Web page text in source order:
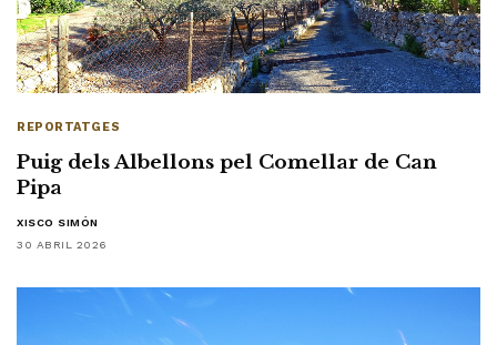
REPORTATGES
Puig dels Albellons pel Comellar de Can
Pipa
XISCO SIMÓN
30 ABRIL 2026